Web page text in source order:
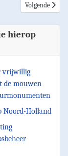
Volgende
Volgende
hierop
vrijwillig
de mouwen
Noord-Holland